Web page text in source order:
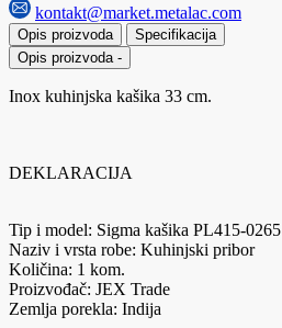
kontakt@market.metalac.com
Opis proizvoda
Specifikacija
Opis proizvoda -
Inox kuhinjska kašika 33 cm.
DEKLARACIJA
Tip i model: Sigma kašika PL415-0265
Naziv i vrsta robe: Kuhinjski pribor
Količina: 1 kom.
Proizvođač: JEX Trade
Zemlja porekla: Indija